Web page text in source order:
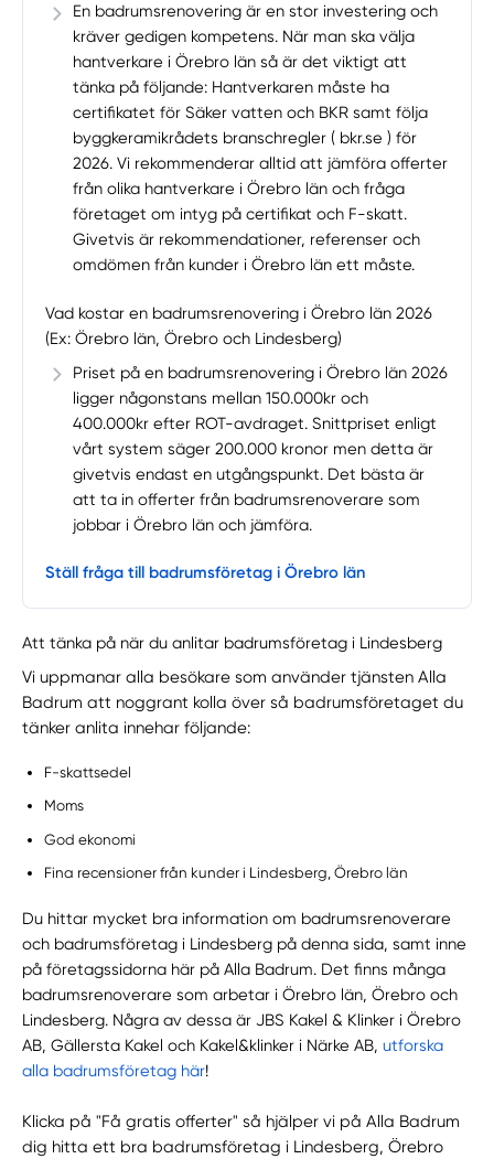
En badrumsrenovering är en stor investering och
kräver gedigen kompetens. När man ska välja
hantverkare i Örebro län så är det viktigt att
tänka på följande: Hantverkaren måste ha
certifikatet för Säker vatten och BKR samt följa
byggkeramikrådets branschregler ( bkr.se ) för
2026. Vi rekommenderar alltid att jämföra offerter
från olika hantverkare i Örebro län och fråga
företaget om intyg på certifikat och F-skatt.
Givetvis är rekommendationer, referenser och
omdömen från kunder i Örebro län ett måste.
Vad kostar en badrumsrenovering i Örebro län 2026
(Ex: Örebro län, Örebro och Lindesberg)
Priset på en badrumsrenovering i Örebro län 2026
ligger någonstans mellan 150.000kr och
400.000kr efter ROT-avdraget. Snittpriset enligt
vårt system säger 200.000 kronor men detta är
givetvis endast en utgångspunkt. Det bästa är
att ta in offerter från badrumsrenoverare som
jobbar i Örebro län och jämföra.
Ställ fråga till badrumsföretag i Örebro län
Att tänka på när du anlitar badrumsföretag i Lindesberg
Vi uppmanar alla besökare som använder tjänsten Alla
Badrum att noggrant kolla över så badrumsföretaget du
tänker anlita innehar följande:
F-skattsedel
Moms
God ekonomi
Fina recensioner från kunder i Lindesberg, Örebro län
Du hittar mycket bra information om badrumsrenoverare
och badrumsföretag i Lindesberg på denna sida, samt inne
på företagssidorna här på Alla Badrum. Det finns många
badrumsrenoverare som arbetar i Örebro län, Örebro och
Lindesberg. Några av dessa är JBS Kakel & Klinker i Örebro
AB, Gällersta Kakel och Kakel&klinker i Närke AB,utforska
alla badrumsföretag här!
Klicka på "Få gratis offerter" så hjälper vi på Alla Badrum
dig hitta ett bra badrumsföretag i Lindesberg, Örebro